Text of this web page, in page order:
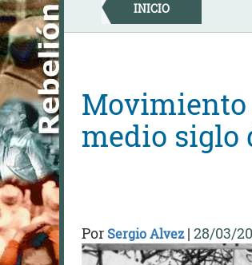
Skip
to
content
INICIO
Movimiento
medio siglo
Por Sergio Alvez| 28/03/